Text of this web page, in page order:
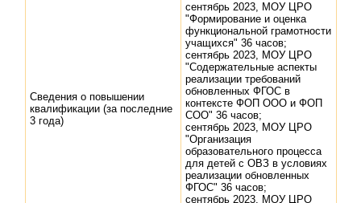
Сведения о повышении
квалификации (за последние
3 года)
сентябрь 2023, МОУ ЦРО
"Формирование и оценка
функциональной грамотности
учащихся" 36 часов;
сентябрь 2023, МОУ ЦРО
"Содержательные аспекты
реализации требований
обновленных ФГОС в
контексте ФОП ООО и ФОП
СОО" 36 часов;
сентябрь 2023, МОУ ЦРО
"Организация
образовательного процесса
для детей с ОВЗ в условиях
реализации обновленных
ФГОС" 36 часов;
сентябрь 2023, МОУ ЦРО